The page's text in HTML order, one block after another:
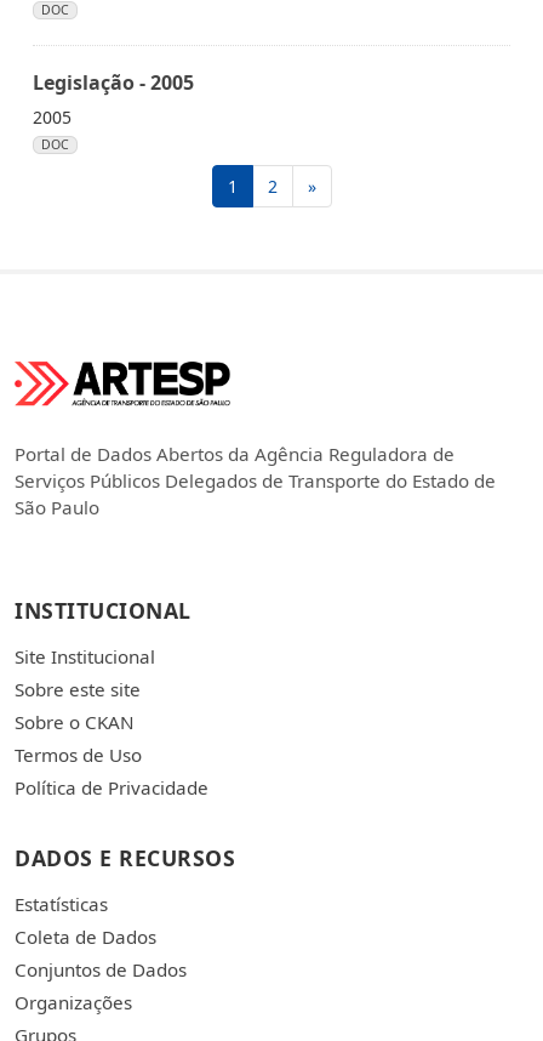
DOC
Legislação - 2005
2005
DOC
1 2 »
Portal de Dados Abertos da Agência Reguladora de
Serviços Públicos Delegados de Transporte do Estado de
São Paulo
INSTITUCIONAL
Site Institucional
Sobre este site
Sobre o CKAN
Termos de Uso
Política de Privacidade
DADOS E RECURSOS
Estatísticas
Coleta de Dados
Conjuntos de Dados
Organizações
Grupos